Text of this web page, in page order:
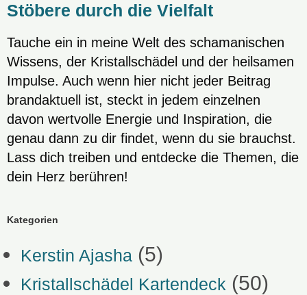
Stöbere durch die Vielfalt
Tauche ein in meine Welt des schamanischen
Wissens, der Kristallschädel und der heilsamen
Impulse. Auch wenn hier nicht jeder Beitrag
brandaktuell ist, steckt in jedem einzelnen
davon wertvolle Energie und Inspiration, die
genau dann zu dir findet, wenn du sie brauchst.
Lass dich treiben und entdecke die Themen, die
dein Herz berühren!
Kategorien
Kerstin Ajasha (5)
Kristallschädel Kartendeck (50)